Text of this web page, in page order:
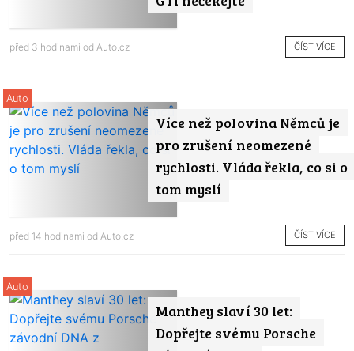
před 3 hodinami od Auto.cz ČÍST VÍCE
Více než polovina Němců je
pro zrušení neomezené
rychlosti. Vláda řekla, co si o
tom myslí
Auto
před 14 hodinami od Auto.cz ČÍST VÍCE
Manthey slaví 30 let:
Dopřejte svému Porsche
Auto